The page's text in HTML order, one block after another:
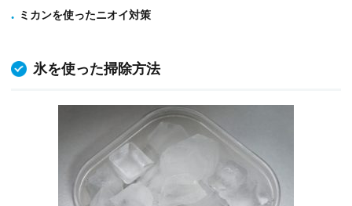
ミカンを使ったニオイ対策
氷を使った掃除方法